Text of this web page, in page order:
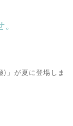
)」が夏に登場しま